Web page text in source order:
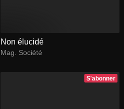
Non élucidé
Mag. Société
S'abonner